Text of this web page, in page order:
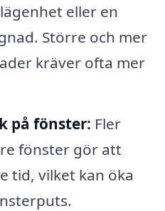
eller en
Större och mer
kräver ofta mer
på fönster: Fler
fönster gör att
tid, vilket kan öka